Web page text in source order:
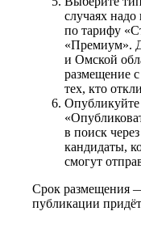
случаях
по тарифу
«Премиум».
и Омской
размещение
тех, кто
в поиск
кандидаты,
смогут
Срок размещения
публикации